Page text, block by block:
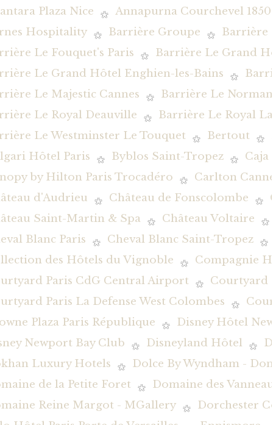
Plaza Nice
Annapurna Courchevel 1850
Hospitality
Barrière Groupe
Barrière
Le Fouquet's Paris
Barrière Le Grand
Le Grand Hôtel Enghien-les-Bains
Le Majestic Cannes
Barrière Le
Le Royal Deauville
Barrière Le Royal
Le Westminster Le Touquet
Bertout
Hôtel Paris
Byblos Saint-Tropez
by Hilton Paris Trocadéro
Carlton
d'Audrieu
Château de Fonscolombe
Saint-Martin & Spa
Château Voltaire
Blanc Paris
Cheval Blanc Saint-Tropez
des Hôtels du Vignoble
Compagnie
Paris CdG Central Airport
Courtyard
Paris La Defense West Colombes
Plaza Paris République
Disney Hôtel
Newport Bay Club
Disneyland Hôtel
Luxury Hotels
Dolce By Wyndham -
de la Petite Foret
Domaine des
Reine Margot - MGallery
Dorchester